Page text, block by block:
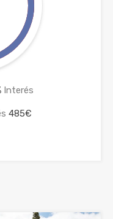
Interés
485€